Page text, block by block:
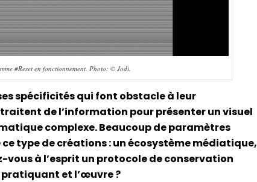
#Reset en fonctionnement. Photo: © Jodi.
spécificités qui font obstacle à leur
de l’information pour présenter un visuel
complexe. Beaucoup de paramètres
type de créations : un écosystème médiatique,
vous à l’esprit un protocole de conservation
et l’œuvre ?